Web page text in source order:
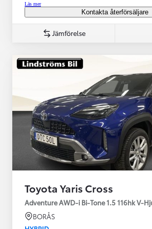
Läs mer
Kontakta återförsäljare
Jämförelse
Toyota Yaris Cross
Adventure AWD-i Bi-Tone 1.5 116hk V-
BORÅS